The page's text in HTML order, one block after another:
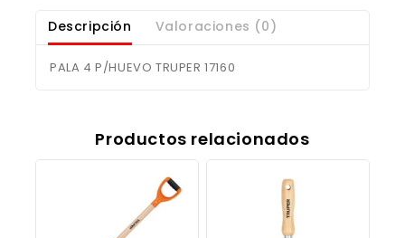
Descripción Valoraciones (0)
PALA 4 P/HUEVO TRUPER 17160
Productos relacionados